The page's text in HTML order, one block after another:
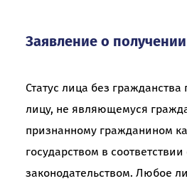
Заявление о получении
Статус лица без гражданства
лицу, не являющемуся
признанному гражданином
государством в соответствии
законодательством. Любое